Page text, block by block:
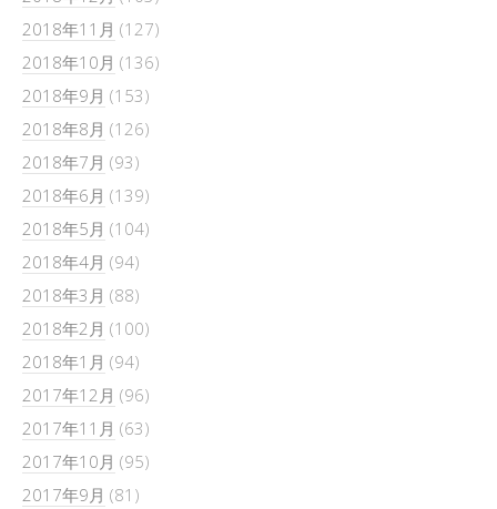
2018年11月 (127)
2018年10月 (136)
2018年9月 (153)
2018年8月 (126)
2018年7月 (93)
2018年6月 (139)
2018年5月 (104)
2018年4月 (94)
2018年3月 (88)
2018年2月 (100)
2018年1月 (94)
2017年12月 (96)
2017年11月 (63)
2017年10月 (95)
2017年9月 (81)